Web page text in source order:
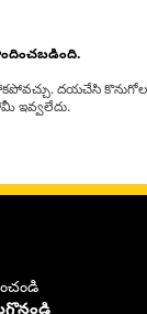
దయచేసి కొనుగోలు
ఇవ్వలేదు.